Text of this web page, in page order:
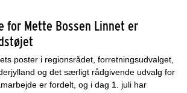
for Mette Bossen Linnet er
poster i regionsrådet, forretningsudvalget,
og det særligt rådgivende udvalg for
er fordelt, og i dag 1. juli har